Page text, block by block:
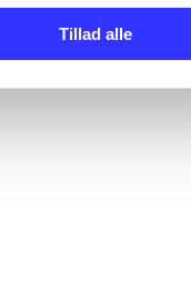
Tillad alle